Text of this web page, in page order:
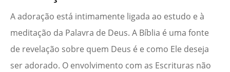
A adoração está intimamente ligada ao estudo e à
meditação da Palavra de Deus. A Bíblia é uma fonte
de revelação sobre quem Deus é e como Ele deseja
ser adorado. O envolvimento com as Escrituras não